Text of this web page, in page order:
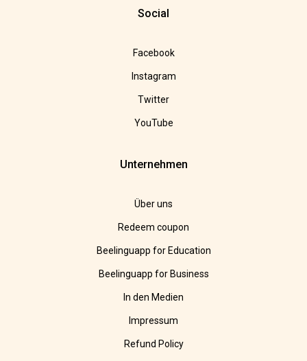
Social
Facebook
Instagram
Twitter
YouTube
Unternehmen
Über uns
Redeem coupon
Beelinguapp for Education
Beelinguapp for Business
In den Medien
Impressum
Refund Policy